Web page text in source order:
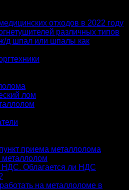
отходов в 2022 году
различных типов
д шпал или шпалы как
лом
приема металлолома
НДС. Облагается ли НДС
на металлоломе в